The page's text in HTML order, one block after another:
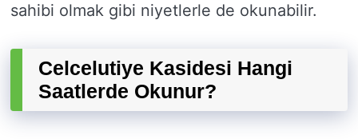
sahibi olmak gibi niyetlerle de okunabilir.
Celcelutiye Kasidesi Hangi
Saatlerde Okunur?